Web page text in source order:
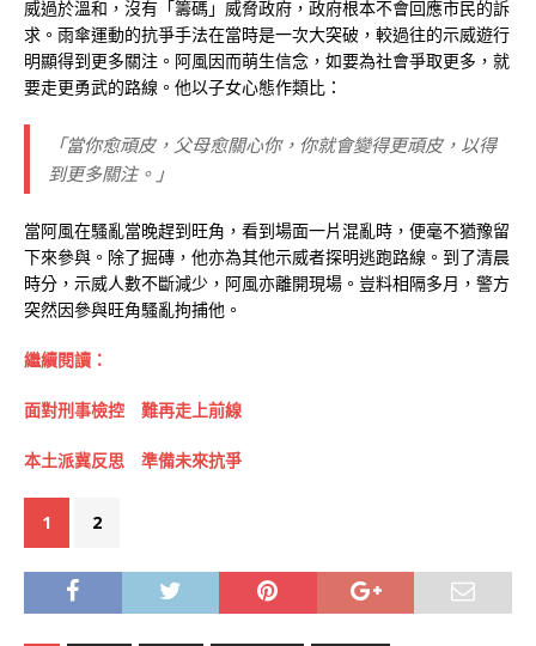
威過於溫和，沒有「籌碼」威脅政府，政府根本不會回應市民的訴
求。雨傘運動的抗爭手法在當時是一次大突破，較過往的示威遊行
明顯得到更多關注。阿風因而萌生信念，如要為社會爭取更多，就
要走更勇武的路線。他以子女心態作類比：
「當你愈頑皮，父母愈關心你，你就會變得更頑皮，以得
到更多關注。」
當阿風在騷亂當晚趕到旺角，看到場面一片混亂時，便毫不猶豫留
下來參與。除了掘磚，他亦為其他示威者探明逃跑路線。到了清晨
時分，示威人數不斷減少，阿風亦離開現場。豈料相隔多月，警方
突然因參與旺角騷亂拘捕他。
繼續閱讀：
面對刑事檢控 難再走上前線
本土派冀反思 準備未來抗爭
1 2